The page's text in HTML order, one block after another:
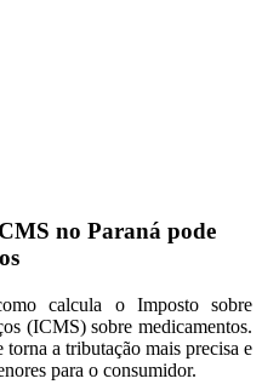
no Paraná pode
calcula o Imposto sobre
(ICMS) sobre medicamentos.
a tributação mais precisa e
para o consumidor.